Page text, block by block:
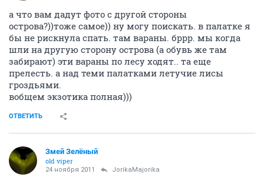
а что вам дадут фото с другой стороны
острова?))тоже самое)) ну могу поискать. в палатке я
бы не рискнула спать. там вараны. бррр. мы когда
шли на другую сторону острова (а обувь же там
забирают) эти вараны по лесу ходят.. та еще
прелесть. а над теми палатками летучие лисы
гроздьями.
вобщем экзотика полная)))
ОТВЕТИТЬ
Змей Зелёный
old viper
24 ноября 2011 JorikaMajorika